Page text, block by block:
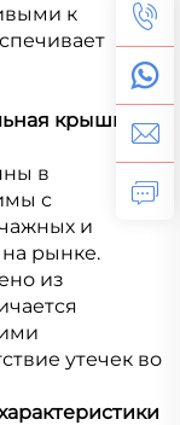
к
крышка
в
с
и
рынке.
из
утечек во